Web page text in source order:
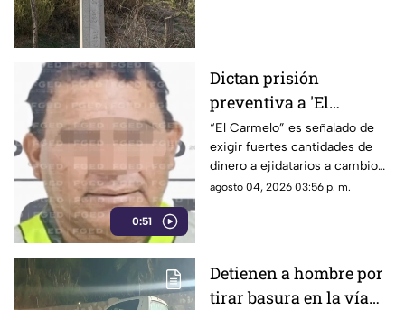
0:51
Dictan prisión
preventiva a 'El
Carmelo' por presunta
extorsión en módulo de
riego en Gómez Palacio
“El Carmelo” es señalado de
exigir fuertes cantidades de
dinero a ejidatarios a cambio
de no suspenderles el
agosto 04, 2026 03:56 p. m.
Detienen a hombre por
tirar basura en la vía